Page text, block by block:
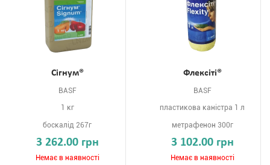
Сігнум®
BASF
1 кг
боскалід 267г
3 262.00 грн
Немає в наявності
Флексiтi®
BASF
пластикова каністра 1 л
метрафенон 300г
3 102.00 грн
Немає в наявності